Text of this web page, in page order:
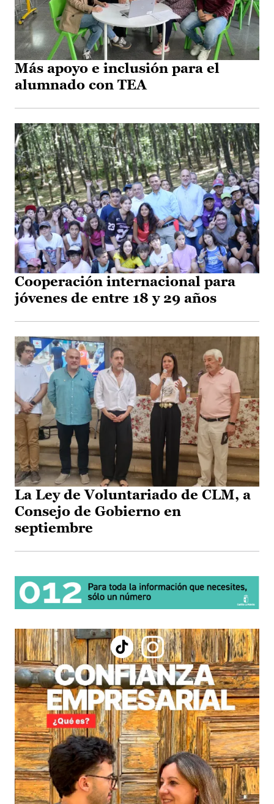
Más apoyo e inclusión para el
alumnado con TEA
Cooperación internacional para
jóvenes de entre 18 y 29 años
La Ley de Voluntariado de CLM, a
Consejo de Gobierno en
septiembre